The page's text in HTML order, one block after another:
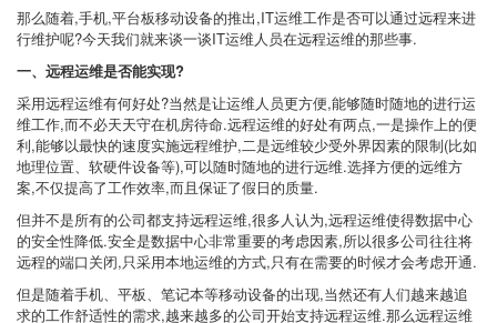
那么随着,手机,平台板移动设备的推出,IT运维工作是否可以通过远程来进
行维护呢?今天我们就来谈一谈IT运维人员在远程运维的那些事.
一、远程运维是否能实现?
采用远程运维有何好处?当然是让运维人员更方便,能够随时随地的进行运
维工作,而不必天天守在机房待命.远程运维的好处有两点,一是操作上的便
利,能够以最快的速度实施远程维护,二是远维较少受外界因素的限制(比如
地理位置、软硬件设备等),可以随时随地的进行远维.选择方便的远维方
案,不仅提高了工作效率,而且保证了假日的质量.
但并不是所有的公司都支持远程运维,很多人认为,远程运维使得数据中心
的安全性降低.安全是数据中心非常重要的考虑因素,所以很多公司往往将
远程的端口关闭,只采用本地运维的方式,只有在需要的时候才会考虑开通.
但是随着手机、平板、笔记本等移动设备的出现,当然还有人们越来越追
求的工作舒适性的需求,越来越多的公司开始支持远程运维.那么远程运维